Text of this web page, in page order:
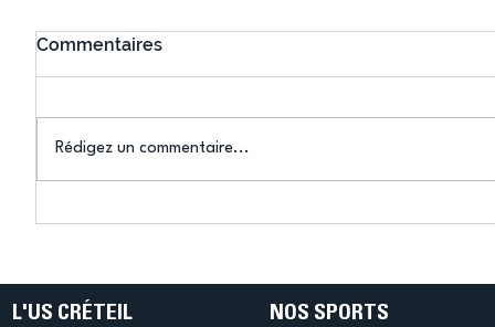
Ping ? Quand le tennis de
termine
Commentaires
Rédigez un commentaire...
L'US CRÉTEIL NOS SPORTS